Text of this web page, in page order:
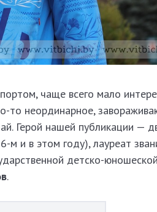
чаще всего мало
то неординарное,
Герой нашей публикации —
м и в этом году), лауреат
детско-юношеской
.